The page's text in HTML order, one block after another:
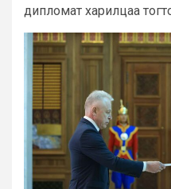
дипломат харилцаа